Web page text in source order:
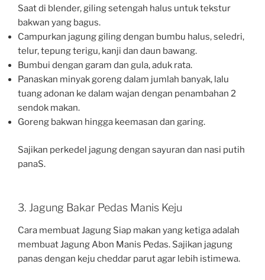
Saat di blender, giling setengah halus untuk tekstur
bakwan yang bagus.
Campurkan jagung giling dengan bumbu halus, seledri,
telur, tepung terigu, kanji dan daun bawang.
Bumbui dengan garam dan gula, aduk rata.
Panaskan minyak goreng dalam jumlah banyak, lalu
tuang adonan ke dalam wajan dengan penambahan 2
sendok makan.
Goreng bakwan hingga keemasan dan garing.
Sajikan perkedel jagung dengan sayuran dan nasi putih
panaS.
3. Jagung Bakar Pedas Manis Keju
Cara membuat Jagung Siap makan yang ketiga adalah
membuat Jagung Abon Manis Pedas. Sajikan jagung
panas dengan keju cheddar parut agar lebih istimewa.